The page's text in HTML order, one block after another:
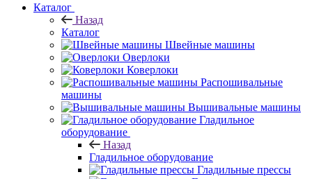
Каталог
Назад
Каталог
Швейные машины
Оверлоки
Коверлоки
Распошивальные
машины
Вышивальные машины
Гладильное
оборудование
Назад
Гладильное оборудование
Гладильные прессы